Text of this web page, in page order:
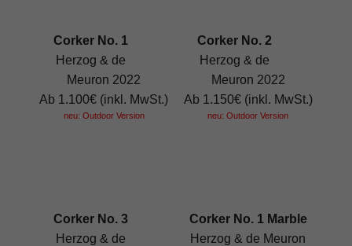
Corker No. 1
Herzog & de
Meuron 2022
Ab 1.100€ (inkl. MwSt.)
neu: Outdoor Version
Corker No. 2
Herzog & de
Meuron 2022
Ab 1.150€ (inkl. MwSt.)
neu: Outdoor Version
Corker No. 3
Herzog & de
Corker No. 1 Marble
Herzog & de Meuron